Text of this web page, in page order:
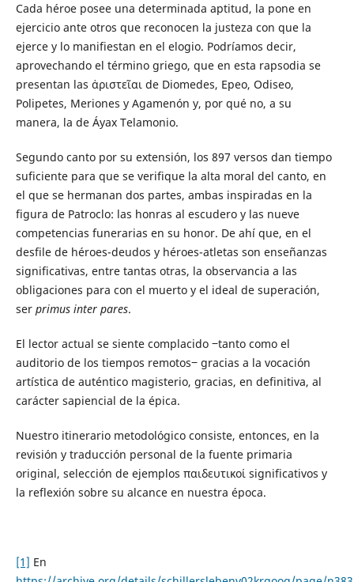
Cada héroe posee una determinada aptitud, la pone en
ejercicio ante otros que reconocen la justeza con que la
ejerce y lo manifiestan en el elogio. Podríamos decir,
aprovechando el término griego, que en esta rapsodia se
presentan las ἀριστεῖαι de Diomedes, Epeo, Odiseo,
Polipetes, Meriones y Agamenón y, por qué no, a su
manera, la de Áyax Telamonio.
Segundo canto por su extensión, los 897 versos dan tiempo
suficiente para que se verifique la alta moral del canto, en
el que se hermanan dos partes, ambas inspiradas en la
figura de Patroclo: las honras al escudero y las nueve
competencias funerarias en su honor. De ahí que, en el
desfile de héroes-deudos y héroes-atletas son enseñanzas
significativas, entre tantas otras, la observancia a las
obligaciones para con el muerto y el ideal de superación,
ser primus inter pares.
El lector actual se siente complacido ‒tanto como el
auditorio de los tiempos remotos‒ gracias a la vocación
artística de auténtico magisterio, gracias, en definitiva, al
carácter sapiencial de la épica.
Nuestro itinerario metodológico consiste, entonces, en la
revisión y traducción personal de la fuente primaria
original, selección de ejemplos παιδευτικοί significativos y
la reflexión sobre su alcance en nuestra época.
[1] En